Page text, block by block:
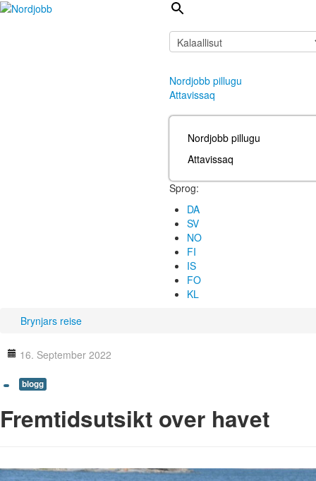
Nordjobb pillugu
Attavissaq
Nordjobb pillugu
Attavissaq
Sprog:
DA
SV
NO
FI
IS
FO
KL
Brynjars reise
16. September 2022
blogg
Fremtidsutsikt over havet